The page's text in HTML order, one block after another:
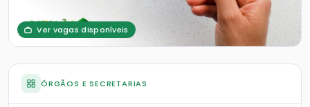
Ver vagas disponíveis
ÓRGÃOS E SECRETARIAS